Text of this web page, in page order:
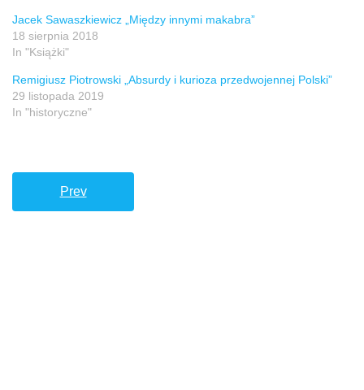
Jacek Sawaszkiewicz „Między innymi makabra”
18 sierpnia 2018
In "Książki"
Remigiusz Piotrowski „Absurdy i kurioza przedwojennej Polski”
29 listopada 2019
In "historyczne"
Prev